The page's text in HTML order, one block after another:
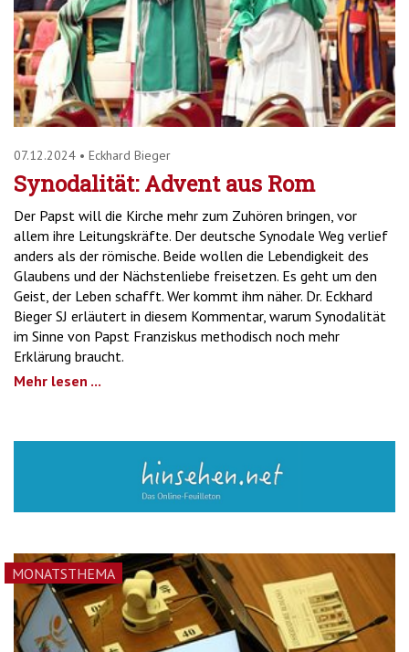
07.12.2024 • Eckhard Bieger
Synodalität: Advent aus Rom
Der Papst will die Kirche mehr zum Zuhören bringen, vor
allem ihre Leitungskräfte. Der deutsche Synodale Weg verlief
anders als der römische. Beide wollen die Lebendigkeit des
Glaubens und der Nächstenliebe freisetzen. Es geht um den
Geist, der Leben schafft. Wer kommt ihm näher. Dr. Eckhard
Bieger SJ erläutert in diesem Kommentar, warum Synodalität
im Sinne von Papst Franziskus methodisch noch mehr
Erklärung braucht.
Mehr lesen ...
MONATSTHEMA